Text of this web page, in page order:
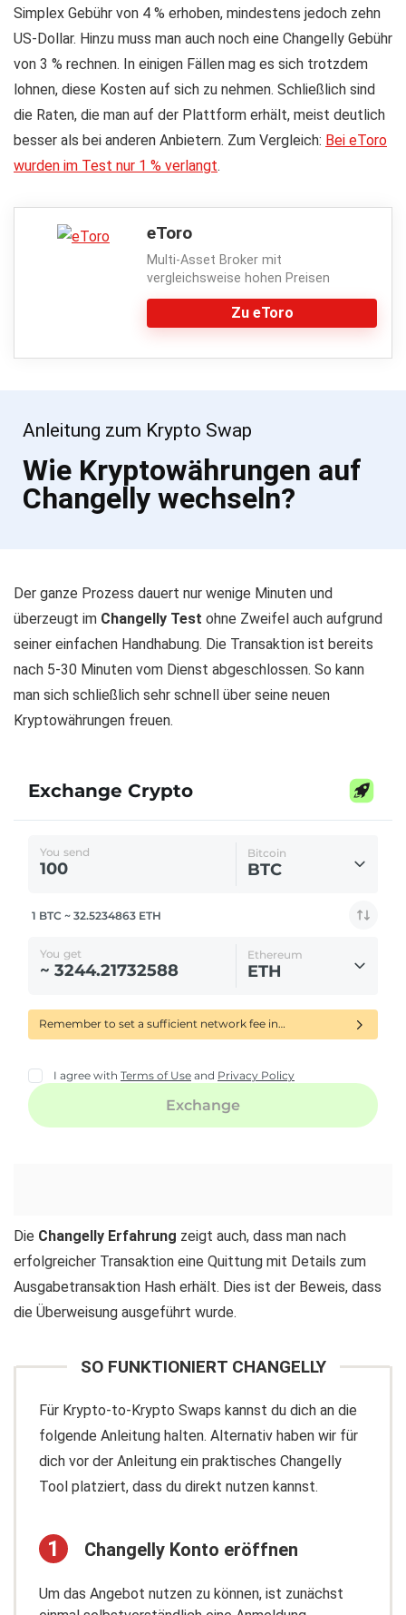
Gnosis (GNO)
Golem (GNT)
Groestlcoin (GRS)
Guppy (GUP)
Gemini Dollar (GUSD)
Humaniq (HMQ)
Huobi Token (HT)
Kin (KIN)
Komodo (KMD)
Kyber Network (KNC)
Litecoin (LTC)
Monaco (MCO)
Mithril (MITH)
Maker (MKR)
Nano (NANO)
Nexo (NEXO)
Naga Coin (NGC)
Nimiq (NIM)
Numeraire (NMR)
Next (NXT)
OmiseGo (OMG)
Paxos Standard Token (PAX)
TenXPay (PAY)
RedPulsePhoenixBinance
Pillar (PLR)
Polymath (POLY)
PowerLedger (POWR)
Peercoin (PPC)
Patientory (PTOY)
Ripio Credit Network (RCN)
iEX.ec (RLC)
Storj (STORJ)
Stratis (STRAT)
Stox (STX)
Swarm City (SWT)
TrueUSD (TUSD)
USD Coin (USDC)
Tether USD (USDT)
Tether ERC20 (USDT20)
Viberate (VIB)
Waves (WAVES)
Wax (WAXP)
Wings DAO (WINGS)
Simplex Gebühr von 4 % erhoben, mindestens jedoch zehn
US-Dollar. Hinzu muss man auch noch eine Changelly Gebühr
von 3 % rechnen. In einigen Fällen mag es sich trotzdem
lohnen, diese Kosten auf sich zu nehmen. Schließlich sind
die Raten, die man auf der Plattform erhält, meist deutlich
besser als bei anderen Anbietern. Zum Vergleich: Bei eToro
wurden im Test nur 1 % verlangt.
eToro
Multi-Asset Broker mit
vergleichsweise hohen Preisen
Zu eToro
Anleitung zum Krypto Swap
Wie Kryptowährungen auf
Changelly wechseln?
Der ganze Prozess dauert nur wenige Minuten und
überzeugt im Changelly Test ohne Zweifel auch aufgrund
seiner einfachen Handhabung. Die Transaktion ist bereits
nach 5-30 Minuten vom Dienst abgeschlossen. So kann
man sich schließlich sehr schnell über seine neuen
Kryptowährungen freuen.
Die Changelly Erfahrung zeigt auch, dass man nach
erfolgreicher Transaktion eine Quittung mit Details zum
Ausgabetransaktion Hash erhält. Dies ist der Beweis, dass
die Überweisung ausgeführt wurde.
SO FUNKTIONIERT CHANGELLY
Für Krypto-to-Krypto Swaps kannst du dich an die
folgende Anleitung halten. Alternativ haben wir für
dich vor der Anleitung ein praktisches Changelly
Tool platziert, dass du direkt nutzen kannst.
Changelly Konto eröffnen
Um das Angebot nutzen zu können, ist zunächst